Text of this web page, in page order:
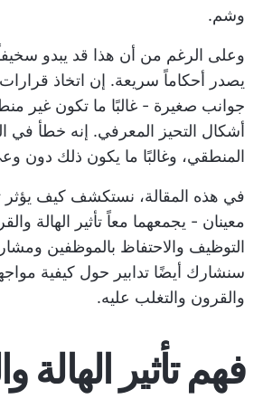
وشم.
وعلى الرغم من أن هذا قد يبدو
يصدر أحكاماً سريعة. إن اتخاذ قرارات
جوانب صغيرة - غالبًا ما تكون غير
أشكال التحيز المعرفي. إنه خطأ في
المنطقي، وغالبًا ما يكون ذلك دون
في هذه المقالة، نستكشف كيف يؤثر
معينان - يجمعهما معاً تأثير الهالة
التوظيف والاحتفاظ بالموظفين
سنشارك أيضًا تدابير حول كيفية مواجهة
والقرون والتغلب عليه.
فهم تأثير الهالة